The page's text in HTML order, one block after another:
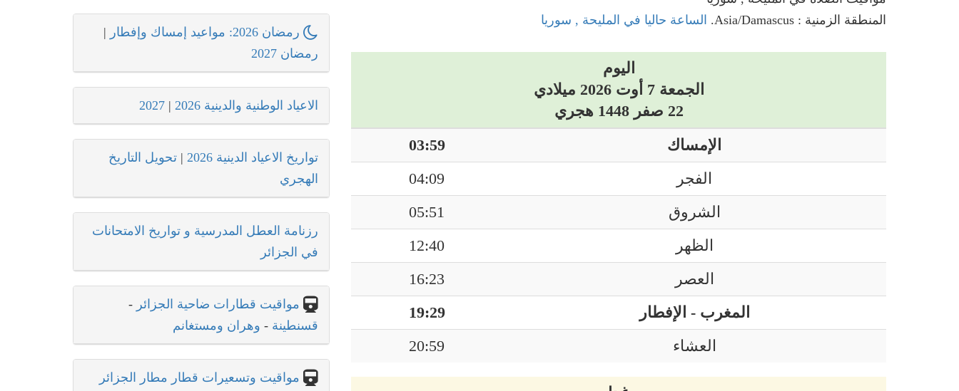
المنطقة الزمنية : Asia/Damascus.
الساعة حاليا في المليحة , سوريا
اليوم
الجمعة 7 أوت 2026 ميلادي
22 صفر 1448 هجري
الإمساك
03:59
الفجر
04:09
الشروق
05:51
الظهر
12:40
العصر
16:23
المغرب - الإفطار
19:29
العشاء
20:59
رمضان 2026: مواعيد إمساك وإفطار
|
رمضان 2027
الاعياد الوطنية والدينية 2026 |
2027
تواريخ الاعياد الدينية 2026 | تحويل التاريخ
الهجري
رزنامة العطل المدرسية و تواريخ الامتحانات
في الجزائر
مواقيت قطارات ضاحية الجزائر -
قسنطينة - وهران ومستغانم
مواقيت وتسعيرات قطار مطار الجزائر